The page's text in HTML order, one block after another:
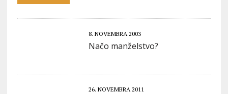
8. NOVEMBRA 2003
Načo manželstvo?
26. NOVEMBRA 2011